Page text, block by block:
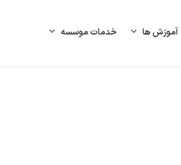
آموزش ها خدمات موسسه